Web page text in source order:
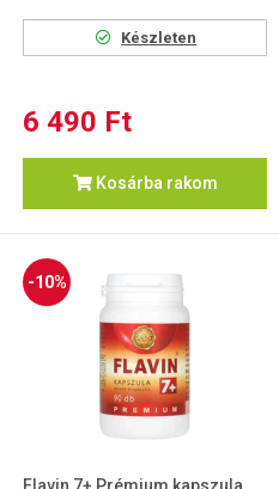
Készleten
6 490 Ft
Kosárba rakom
-10%